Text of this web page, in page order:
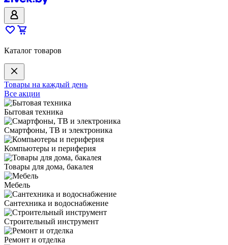
Каталог товаров
Товары на каждый день
Все акции
Бытовая техника
Смартфоны, ТВ и электроника
Компьютеры и периферия
Товары для дома, бакалея
Мебель
Сантехника и водоснабжение
Строительный инструмент
Ремонт и отделка